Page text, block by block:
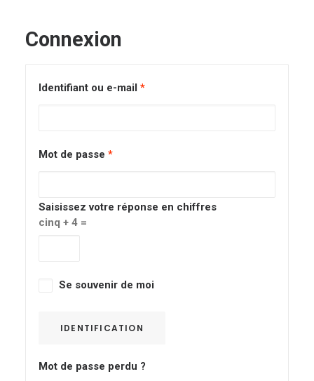
Connexion
Identifiant ou e-mail *
Mot de passe *
Saisissez votre réponse en chiffres
cinq + 4 =
Se souvenir de moi
IDENTIFICATION
Mot de passe perdu ?